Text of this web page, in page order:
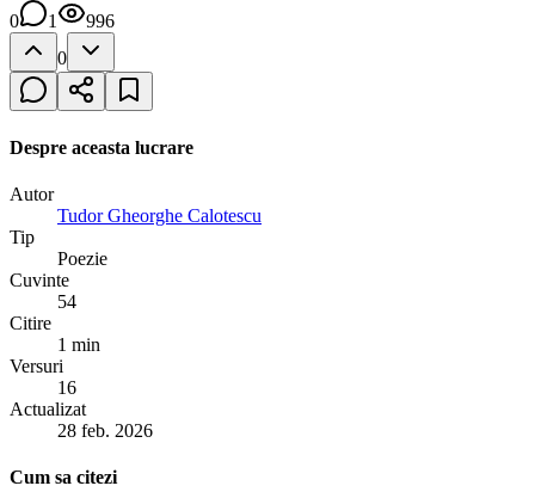
0
1
996
0
Despre aceasta lucrare
Autor
Tudor Gheorghe Calotescu
Tip
Poezie
Cuvinte
54
Citire
1 min
Versuri
16
Actualizat
28 feb. 2026
Cum sa citezi